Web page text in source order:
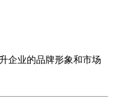
企业的品牌形象和市场